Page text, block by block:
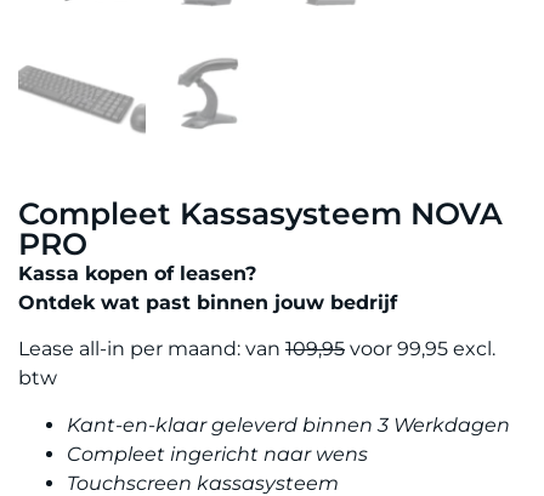
Compleet Kassasysteem NOVA
PRO
Kassa kopen of leasen?
Ontdek wat past binnen jouw bedrijf
Lease all-in per maand: van 109,95 voor 99,95 excl.
btw
Kant-en-klaar geleverd binnen 3 Werkdagen
Compleet ingericht naar wens
Touchscreen kassasysteem